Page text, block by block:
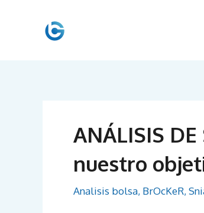
ANÁLISIS
nuestro
Analisis bolsa, BrOcKeR,